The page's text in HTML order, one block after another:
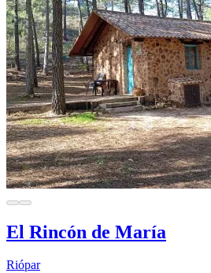
El Rincón de María
Riópar